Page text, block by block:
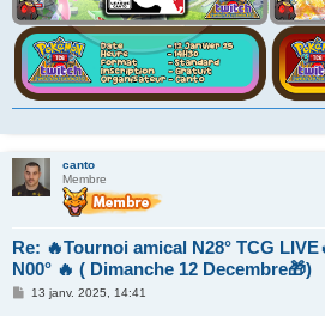
canto
Membre
Re: 🔥Tournoi amical N28° TCG
N00° 🔥 ( Dimanche 12 Decembre🎁)
M13 janv. 2025, 14:41